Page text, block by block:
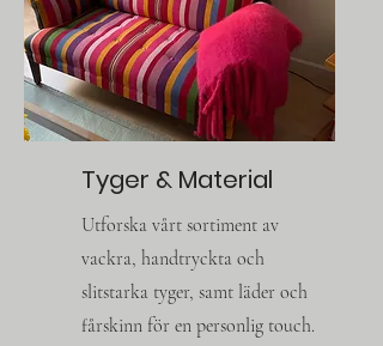
Tyger & Material
Utforska vårt sortiment av
vackra, handtryckta och
slitstarka tyger, samt läder och
fårskinn för en personlig touch.